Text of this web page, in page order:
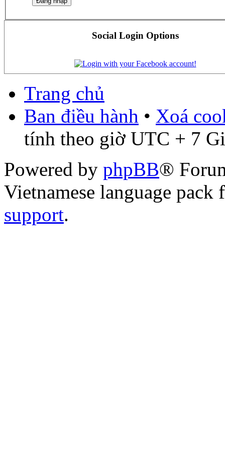
Social Login Options
Trang chủ
Ban điều hành • Xoá
tính theo giờ UTC + 7
Powered by phpBB®
Vietnamese language
support.